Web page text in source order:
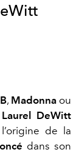
, Madonnaou
Laurel DeWitt
de la
dans son